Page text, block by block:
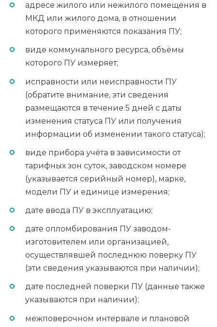
адресе жилого или нежилого помещения в
МКД или жилого дома, в отношении
которого применяются показания ПУ;
виде коммунального ресурса, объёмы
которого ПУ измеряет;
исправности или неисправности ПУ
(обратите внимание, эти сведения
размещаются в течение 5 дней с даты
изменения статуса ПУ или получения
информации об изменении такого статуса);
виде прибора учёта в зависимости от
тарифных зон суток, заводском номере
(указывается серийный номер), марке,
модели ПУ и единице измерения;
дате ввода ПУ в эксплуатацию;
дате опломбирования ПУ заводом-
изготовителем или организацией,
осуществлявшей последнюю поверку ПУ
(эти сведения указываются при наличии);
дате последней поверки ПУ (данные также
указываются при наличии);
межповерочном интервале и плановой